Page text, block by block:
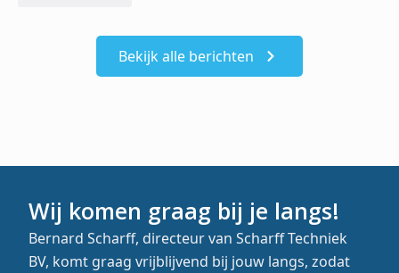
Bekijk alle berichten
Wij komen graag bij je langs!
Bernard Scharff, directeur van Scharff Techniek
BV, komt graag vrijblijvend bij jouw langs, zodat